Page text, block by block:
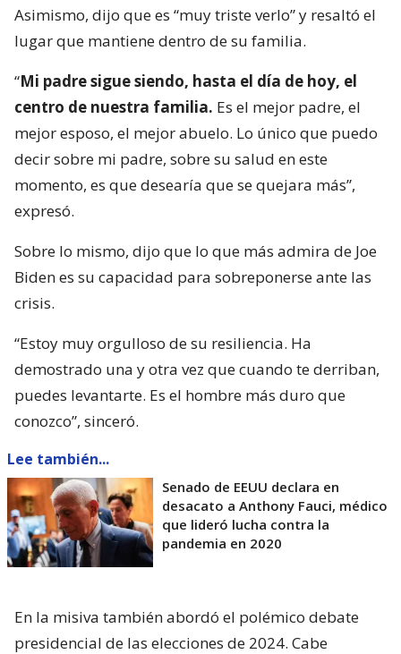
Asimismo, dijo que es “muy triste verlo” y resaltó el
lugar que mantiene dentro de su familia.
“Mi padre sigue siendo, hasta el día de hoy, el
centro de nuestra familia. Es el mejor padre, el
mejor esposo, el mejor abuelo. Lo único que puedo
decir sobre mi padre, sobre su salud en este
momento, es que desearía que se quejara más”,
expresó.
Sobre lo mismo, dijo que lo que más admira de Joe
Biden es su capacidad para sobreponerse ante las
crisis.
“Estoy muy orgulloso de su resiliencia. Ha
demostrado una y otra vez que cuando te derriban,
puedes levantarte. Es el hombre más duro que
conozco”, sinceró.
Lee también...
Senado de EEUU declara en
desacato a Anthony Fauci, médico
que lideró lucha contra la
pandemia en 2020
En la misiva también abordó el polémico debate
presidencial de las elecciones de 2024. Cabe